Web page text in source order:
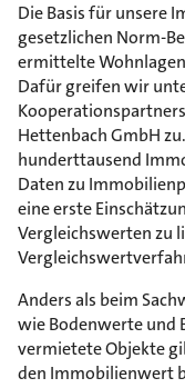
Die Basis für unsere
gesetzlichen Norm-
ermittelte
Dafür greifen wir
Hettenbach GmbH
hunderttausend
Daten zu
eine erste
Vergleichswerten zu
Anders als beim
wie Bodenwerte und
vermietete Objekte
den Immobilienwert